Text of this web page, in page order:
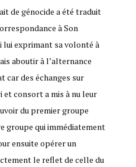
de génocide a été traduit
à Son
lui exprimant sa volonté à
aboutir à l’alternance
car des échanges sur
consort a mis à nu leur
du premier groupe
groupe qui immédiatement
ensuite opérer un
le reflet de celle du